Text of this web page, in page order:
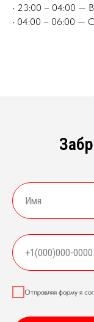
• 23:00 – 04:00 —
• 04:00 – 06:00
Отправляя форму я